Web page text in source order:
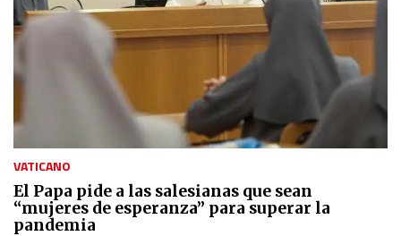
VATICANO
El Papa pide a las salesianas que sean
“mujeres de esperanza” para superar la
pandemia